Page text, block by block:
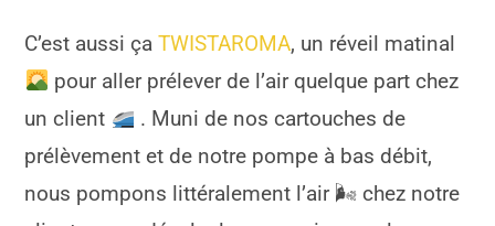
C’est aussi çaTWISTAROMA, un réveil matinal
pour aller prélever de l’air quelque part chez
un client
. Muni de nos cartouches de
prélèvement et de notre pompe à bas débit,
nous pompons littéralement l’air 🌬 chez notre